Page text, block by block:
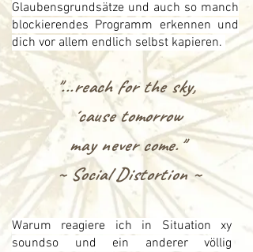
Glaubensgrundsätze und auch so manch
blockierendes Programm erkennen und
dich vor allem endlich selbst kapieren.
"...reach for the sky,
´cause tomorrow
may never come."
~ Social Distortion ~
Warum reagiere ich in Situation xy
soundso und ein anderer völlig